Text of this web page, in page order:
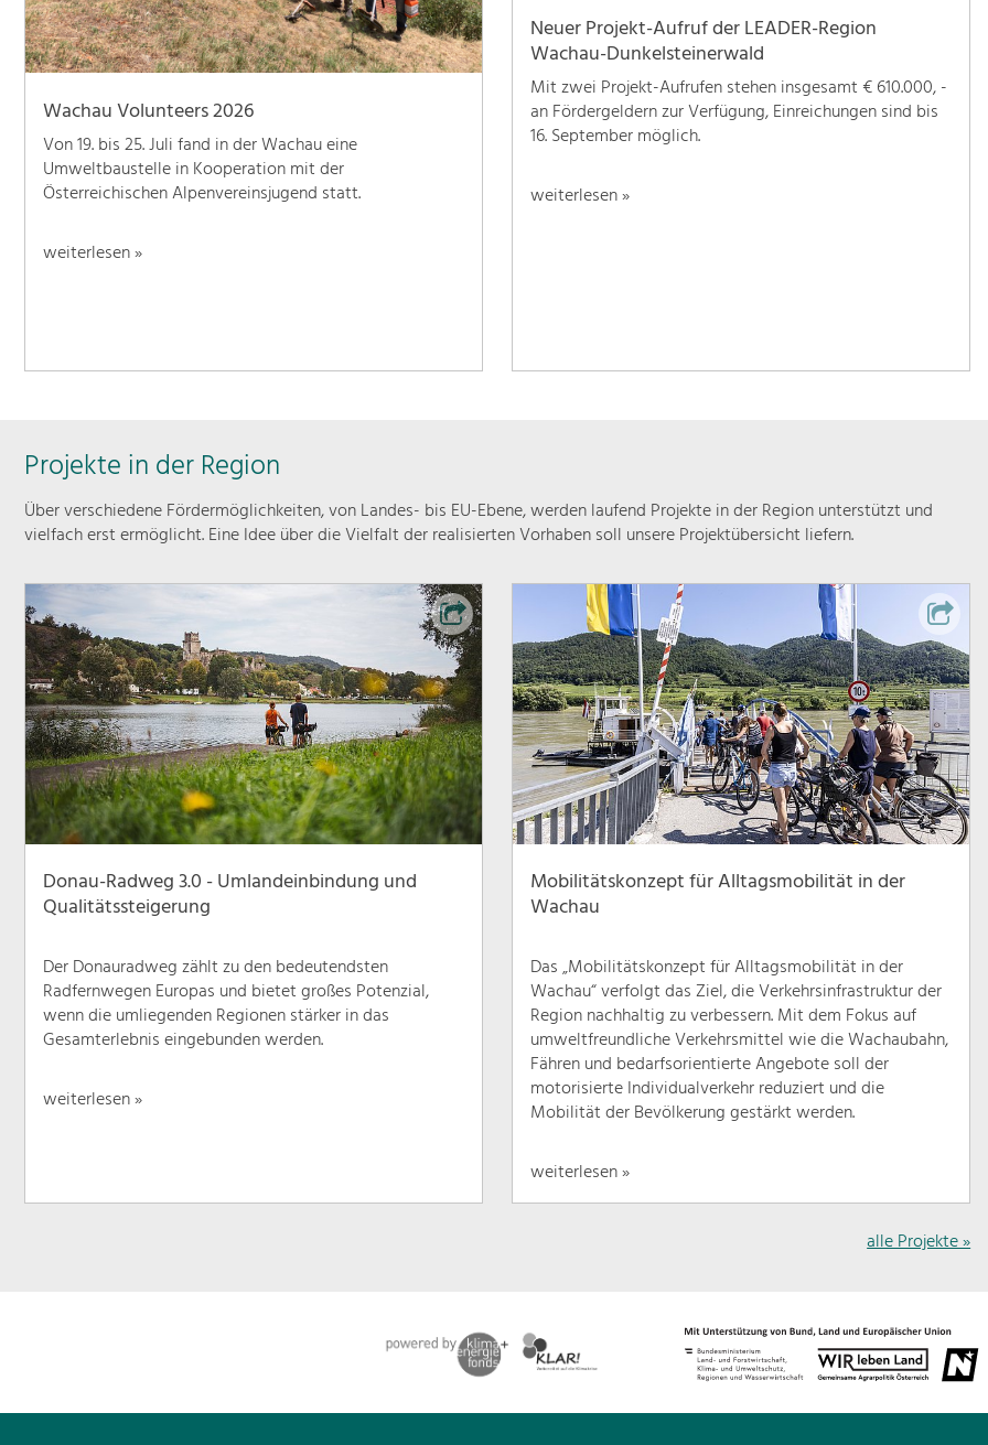
Wachau Volunteers 2026
Von 19. bis 25. Juli fand in der Wachau eine
Umweltbaustelle in Kooperation mit der
Österreichischen Alpenvereinsjugend statt.
weiterlesen »
Neuer Projekt-Aufruf der LEADER-Region
Wachau-Dunkelsteinerwald
Mit zwei Projekt-Aufrufen stehen insgesamt € 610.000, -
an Fördergeldern zur Verfügung, Einreichungen sind bis
16. September möglich.
weiterlesen »
Projekte in der Region
Über verschiedene Fördermöglichkeiten, von Landes- bis EU-Ebene, werden laufend Projekte in der Region unterstützt und
vielfach erst ermöglicht. Eine Idee über die Vielfalt der realisierten Vorhaben soll unsere Projektübersicht liefern.
Donau-Radweg 3.0 - Umlandeinbindung und
Qualitätssteigerung
Der Donauradweg zählt zu den bedeutendsten
Radfernwegen Europas und bietet großes Potenzial,
wenn die umliegenden Regionen stärker in das
Gesamterlebnis eingebunden werden.
weiterlesen »
Mobilitätskonzept für Alltagsmobilität in der
Wachau
Das „Mobilitätskonzept für Alltagsmobilität in der
Wachau“ verfolgt das Ziel, die Verkehrsinfrastruktur der
Region nachhaltig zu verbessern. Mit dem Fokus auf
umweltfreundliche Verkehrsmittel wie die Wachaubahn,
Fähren und bedarfsorientierte Angebote soll der
motorisierte Individualverkehr reduziert und die
Mobilität der Bevölkerung gestärkt werden.
weiterlesen »
alle Projekte »